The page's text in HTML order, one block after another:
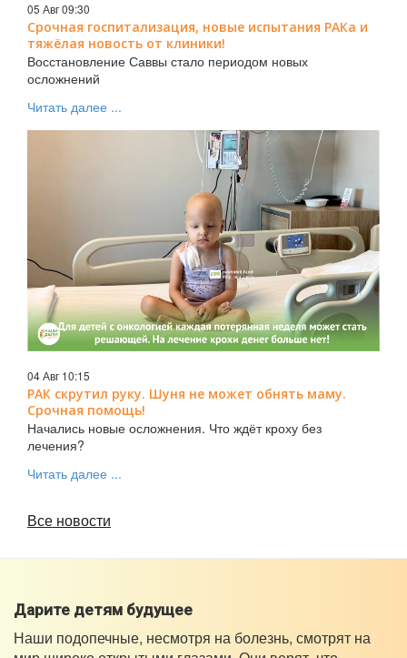
05 Авг 09:30
Срочная госпитализация, новые испытания РАКа и
тяжёлая новость от клиники!
Восстановление Саввы стало периодом новых
осложнений
Читать далее ...
04 Авг 10:15
РАК скрутил руку. Шуня не может обнять маму.
Срочная помощь!
Начались новые осложнения. Что ждёт кроху без
лечения?
Читать далее ...
Все новости
Дарите детям будущее
Наши подопечные, несмотря на болезнь, смотрят на